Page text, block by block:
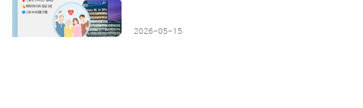
2026-05-15